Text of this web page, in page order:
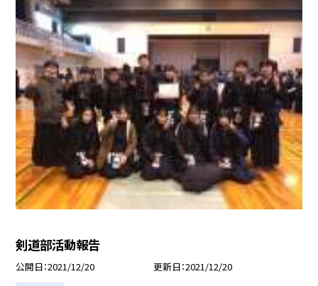
剣道部活動報告
公開日 2021/12/20 更新日 2021/12/20